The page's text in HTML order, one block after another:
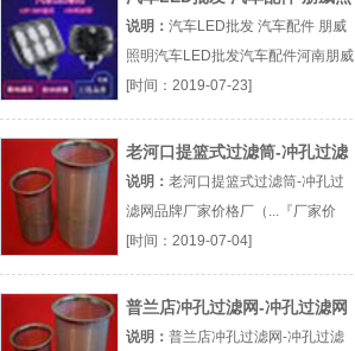
明
说明： 汽车LED批发 汽车配件 朋威
照明汽车LED批发汽车配件河南朋威
照明厂（...『汽车LED批发』
[时间：2019-07-23]
老河口提篮式过滤筒-冲孔过滤
网品牌
说明： 老河口提篮式过滤筒-冲孔过
滤网品牌厂家价格厂（...『厂家价
格』
[时间：2019-07-04]
普兰店冲孔过滤网-冲孔过滤网
供应
说明： 普兰店冲孔过滤网-冲孔过滤